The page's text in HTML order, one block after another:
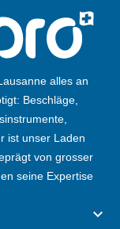
alles an
Beschläge,
ist unser Laden
von grosser
seine Expertise
keyboard_arrow_down